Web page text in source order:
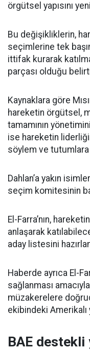
örgütsel yapısını
Bu değişikliklerin,
seçimlerine tek
ittifak kurarak
parçası olduğu
Kaynaklara göre
hareketin örgütsel,
tamamının
ise hareketin
söylem ve
Dahlan’a yakın
seçim komitesinin
El-Farra’nın,
anlaşarak
aday listesini
Haberde ayrıca El-
sağlanması
müzakerelere
ekibindeki
BAE destekli